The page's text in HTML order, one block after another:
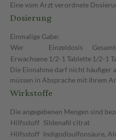
Eine vom Arzt verordnete
Dosierung
Einmalige Gabe:
Wer
Einzeldosis
Erwachsene 1/2-1 Tablette 1/2-1
Die Einnahme darf nicht häufiger
müssen in Absprache mit Ihrem
Wirkstoffe
Die angegebenen Mengen sind
Hilfsstoff Sildenafil citrat
Hilfsstoff Indigodisulfonsäure,